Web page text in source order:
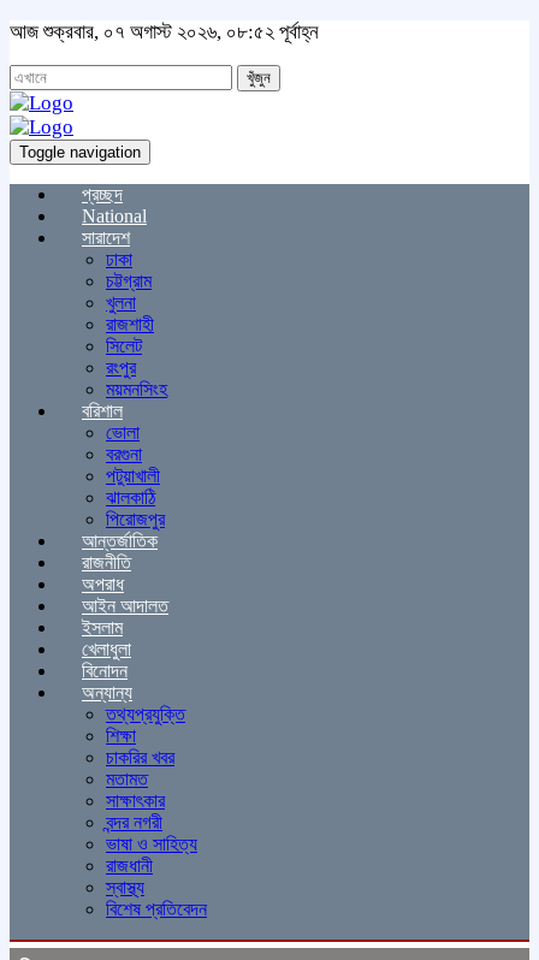
আজ শুক্রবার, ০৭ অগাস্ট ২০২৬, ০৮:৫২ পূর্বাহ্ন
খুঁজুন
Toggle navigation
প্রচ্ছদ
National
সারাদেশ
ঢাকা
চট্টগ্রাম
খুলনা
রাজশাহী
সিলেট
রংপুর
ময়মনসিংহ
বরিশাল
ভোলা
বরগুনা
পটুয়াখালী
ঝালকাঠি
পিরোজপুর
আন্তর্জাতিক
রাজনীতি
অপরাধ
আইন আদালত
ইসলাম
খেলাধুলা
বিনোদন
অন্যান্য
তথ্যপ্রযুক্তি
শিক্ষা
চাকরির খবর
মতামত
সাক্ষাৎকার
বন্দর নগরী
ভাষা ও সাহিত্য
রাজধানী
স্বাস্থ্য
বিশেষ প্রতিবেদন